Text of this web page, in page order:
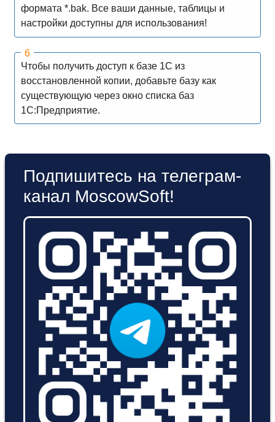
формата *.bak. Все ваши данные, таблицы и
настройки доступны для использования!
Чтобы получить доступ к базе 1С из
восстановленной копии, добавьте базу как
существующую через окно списка баз
1С:Предприятие.
Подпишитесь на телеграм-
канал MoscowSoft!